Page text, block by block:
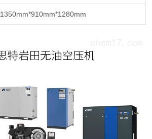
1350mm*910mm*1280mm